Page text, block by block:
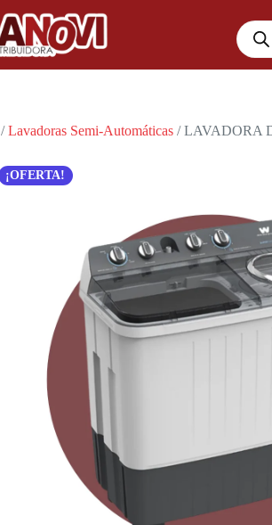
/Lavadoras Semi-Automáticas / LAVADORA
¡OFERTA!